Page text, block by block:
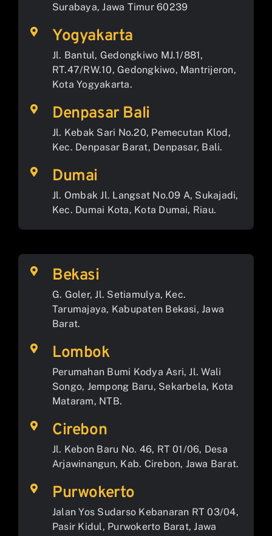
Surabaya, Jawa Timur 60239
Yogyakarta
Jl. Bantul, Gedongkiwo MJ.1/881,
RT.47/RW.10, Gedongkiwo, Mantrijeron,
Kota Yogyakarta.
Denpasar Bali
Jl. Kebak Sari No.20, Pemecutan Klod,
Kec. Denpasar Barat, Denpasar, Bali.
Dumai
Jl. Ombak Jl. Langsat No.09 A, Sukajadi,
Kec. Dumai Kota, Kota Dumai, Riau.
Bekasi
G. Goler, Jl. Setiamulya, Kec.
Tarumajaya, Kabupaten Bekasi, Jawa
Barat.
Lombok
Perumahan Bumi Kodya Asri, Jl. Wali
Songo, Jempong Baru, Sekarbela, Kota
Mataram, NTB.
Cirebon
Jl. Kebon Baru No. 46, RT 01/06, Desa
Arjawinangun, Kab. Cirebon, Jawa Barat.
Purwokerto
Jalan Yos Sudarso Kebanaran RT 03/04,
Pasir Kidul, Purwokerto Barat, Jawa